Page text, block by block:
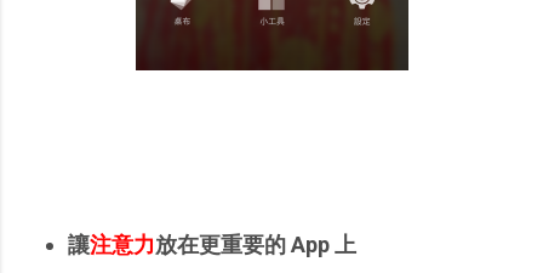
讓注意力放在更重要的 App 上